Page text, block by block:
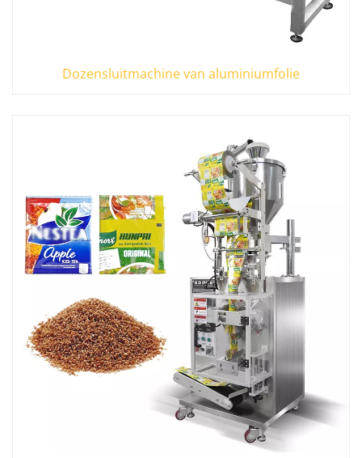
Dozensluitmachine van aluminiumfolie